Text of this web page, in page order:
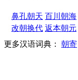
鼻孔朝天 百川朝海
改朝换代 返本朝元
更多汉语词典： 朝寄